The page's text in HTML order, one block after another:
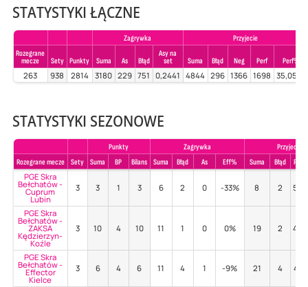
STATYSTYKI ŁĄCZNE
Zagrywka
Przyjecie
Rozegrane
mecze
Sety Punkty Suma As Błąd
Asy na
set
Suma Błąd Neg Perf Perf%
263 938 2814 3180 229 751 0,2441 4844 296 1366 1698 35,0537
STATYSTYKI SEZONOWE
Punkty Zagrywka
Przyjecie
Rozegrane mecze
Sety Suma BP Bilans Suma Błąd As Eff% Suma Błąd
PGE Skra
Bełchatów -
Cuprum
Lubin
3 3 1 3 6 2 0 -33% 8 2
PGE Skra
Bełchatów -
ZAKSA
Kędzierzyn-
Koźle
3 10 4 10 11 1 0 0% 19 2
PGE Skra
Bełchatów -
Effector
Kielce
3 6 4 6 11 4 1 -9% 21 4